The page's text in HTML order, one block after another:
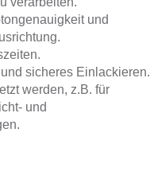
und
sicheres Einlackieren.
werden, z.B. für
und